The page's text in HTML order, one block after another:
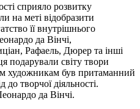
сприяло розвитку
на меті відобразити
її внутрішнього
да Вінчі,
Рафаель, Дюрер та інші
подарували світу твори
художникам був притаманний
до творчої діяльності.
да Вінчі.